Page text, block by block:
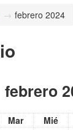
→ febrero 2024
febrero
Mar Mié